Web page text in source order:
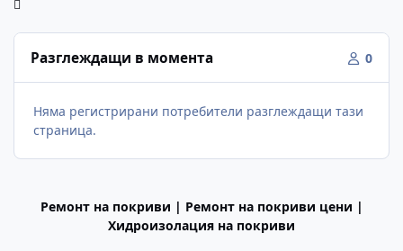
Разглеждащи в момента 0
Няма регистрирани потребители разглеждащи тази
страница.
Ремонт на покриви | Ремонт на покриви цени |
Хидроизолация на покриви